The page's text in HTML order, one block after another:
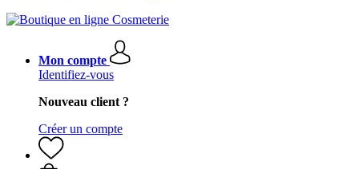
Mon compte
Identifiez-vous
Nouveau client ?
Créer un compte